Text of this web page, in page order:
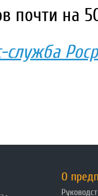
почти на
служба
О